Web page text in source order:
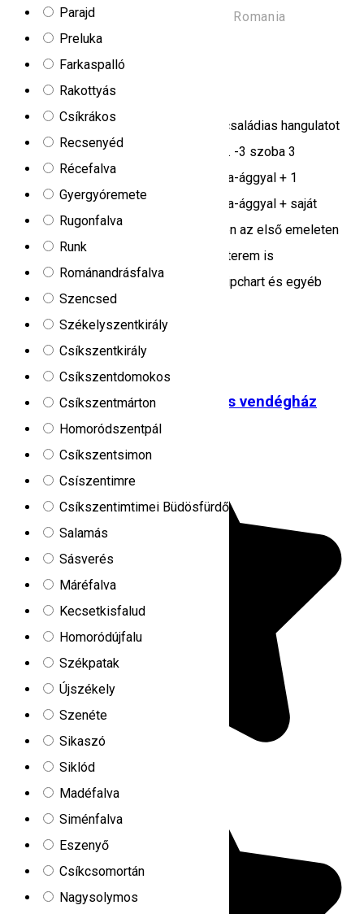
Parajd
Preluka
Farkaspalló
Rakottyás
Csíkrákos
Recsenyéd
Récefalva
Gyergyóremete
Rugonfalva
Runk
Románandrásfalva
Szencsed
Székelyszentkirály
Csíkszentkirály
Csíkszentdomokos
Csíkszentmárton
Homoródszentpál
Csíkszentsimon
Csíszentimre
Csíkszentimtimei Büdösfürdő
Salamás
Sásverés
Máréfalva
Kecsetkisfalud
Homoródújfalu
Székpatak
Újszékely
Szenéte
Sikaszó
Siklód
Madéfalva
Siménfalva
Eszenyő
Csíkcsomortán
Nagysolymos
Harghita Mădăraș/Madarasi Hargita, Romania
Menedékház
Miorita menedékház
A Miorita 2 csillagos menedékházban családias hangulatot
talál! -8 szoba 4 egyszemélyes ággyal. -3 szoba 3
egyszemélyes ággyal. -2 szoba 1 dupla-ággyal + 1
egyszemélyes ággyal. -3 szoba 1 dupla-ággyal + saját
fürdőszoba. Csoportos üdülések esetén az első emeleten
található 40-46 férőhelyes konferenciaterem is
rendelkezésükre áll. TV, videó, vetítő, flipchart és egyéb
szükséges eszközzel is rendelkezik.
Lacu Roșu 535502, Romania
MenedékházOff-road túrák
Nyergestető történelmi kávé- és vendégház